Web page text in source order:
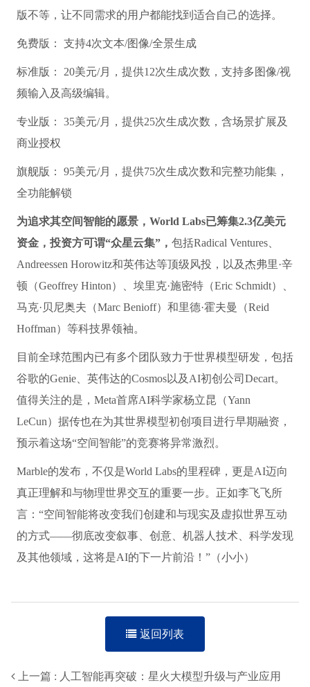
版不等，让不同需求的用户都能找到适合自己的选择。
免费版： 支持4次文本/图像/全景生成
标准版： 20美元/月，提供12次生成次数，支持多图像/视
频输入及高级编辑。
专业版： 35美元/月，提供25次生成次数，含场景扩展及
商业授权
旗舰版： 95美元/月，提供75次生成次数和完整功能集，
全功能解锁
为追求其空间智能的愿景，World Labs已筹集2.3亿美元
资金，投资方可谓“众星云集”， 包括Radical Ventures、
Andreessen Horowitz和英伟达等顶级风投，以及杰弗里·辛
顿（Geoffrey Hinton）、埃里克·施密特（Eric Schmidt）、
马克·贝尼奥夫（Marc Benioff）和里德·霍夫曼（Reid
Hoffman）等科技界领袖。
目前全球范围内已有多个团队致力于世界模型研发，包括
谷歌的Genie、英伟达的Cosmos以及AI初创公司Decart。
值得关注的是，Meta首席AI科学家杨立昆（Yann
LeCun）据传也在为其世界模型初创项目进行早期融资，
预示着这场“空间智能”的竞赛将异常激烈。
Marble的发布，不仅是World Labs的里程碑，更是AI迈向
真正理解和与物理世界交互的重要一步。正如李飞飞所
言：“空间智能将改变我们创建和与现实及虚拟世界互动
的方式——彻底改变叙事、创意、机器人技术、科学发现
及其他领域，这将是AI的下一片前沿！”（小小）
返回列表
上一篇 : 人工智能再突破：星火大模型升级与产业应用